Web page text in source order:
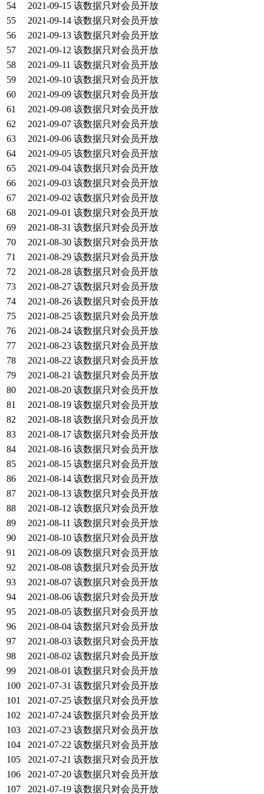
54
2021-09-15 该数据只对会员开放
55
2021-09-14 该数据只对会员开放
56
2021-09-13 该数据只对会员开放
57
2021-09-12 该数据只对会员开放
58
2021-09-11 该数据只对会员开放
59
2021-09-10 该数据只对会员开放
60
2021-09-09 该数据只对会员开放
61
2021-09-08 该数据只对会员开放
62
2021-09-07 该数据只对会员开放
63
2021-09-06 该数据只对会员开放
64
2021-09-05 该数据只对会员开放
65
2021-09-04 该数据只对会员开放
66
2021-09-03 该数据只对会员开放
67
2021-09-02 该数据只对会员开放
68
2021-09-01 该数据只对会员开放
69
2021-08-31 该数据只对会员开放
70
2021-08-30 该数据只对会员开放
71
2021-08-29 该数据只对会员开放
72
2021-08-28 该数据只对会员开放
73
2021-08-27 该数据只对会员开放
74
2021-08-26 该数据只对会员开放
75
2021-08-25 该数据只对会员开放
76
2021-08-24 该数据只对会员开放
77
2021-08-23 该数据只对会员开放
78
2021-08-22 该数据只对会员开放
79
2021-08-21 该数据只对会员开放
80
2021-08-20 该数据只对会员开放
81
2021-08-19 该数据只对会员开放
82
2021-08-18 该数据只对会员开放
83
2021-08-17 该数据只对会员开放
84
2021-08-16 该数据只对会员开放
85
2021-08-15 该数据只对会员开放
86
2021-08-14 该数据只对会员开放
87
2021-08-13 该数据只对会员开放
88
2021-08-12 该数据只对会员开放
89
2021-08-11 该数据只对会员开放
90
2021-08-10 该数据只对会员开放
91
2021-08-09 该数据只对会员开放
92
2021-08-08 该数据只对会员开放
93
2021-08-07 该数据只对会员开放
94
2021-08-06 该数据只对会员开放
95
2021-08-05 该数据只对会员开放
96
2021-08-04 该数据只对会员开放
97
2021-08-03 该数据只对会员开放
98
2021-08-02 该数据只对会员开放
99
2021-08-01 该数据只对会员开放
100
2021-07-31 该数据只对会员开放
101
2021-07-25 该数据只对会员开放
102
2021-07-24 该数据只对会员开放
103
2021-07-23 该数据只对会员开放
104
2021-07-22 该数据只对会员开放
105
2021-07-21 该数据只对会员开放
106
2021-07-20 该数据只对会员开放
107
2021-07-19 该数据只对会员开放